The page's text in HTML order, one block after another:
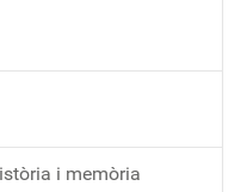
i memòria